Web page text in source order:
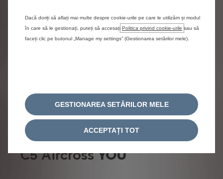
Descoperă cele
3 versiuni noi
C5 AircrossYOU
Dacă doriți să aflați mai multe despre cookie-urile pe care le utilizăm și modul
în care să le gestionați, puteți să accesați Politica privind cookie-urile sau să
faceți clic pe butonul „Manage my settings” (Gestionarea setărilor mele).
GESTIONAREA SETĂRILOR MELE
ACCEPTAȚI TOT